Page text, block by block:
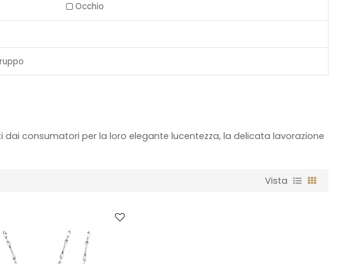
Occhio
consumatori per la loro elegante lucentezza, la delicata lavorazione
Vista